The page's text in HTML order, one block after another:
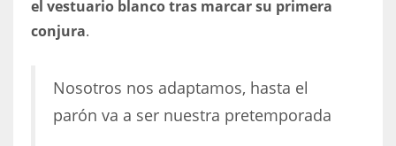
PIT
el vestuario blanco tras marcar su primera
conjura.
Nosotros nos adaptamos, hasta el
parón va a ser nuestra pretemporada